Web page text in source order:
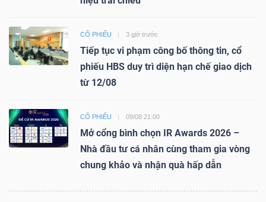
CỔ PHIẾU 3 giờ trước
Tiếp tục vi phạm công bố thông tin, cổ
phiếu HBS duy trì diện hạn chế giao dịch
từ 12/08
CỔ PHIẾU 09/08 21:00
Mở cổng bình chọn IR Awards 2026 –
Nhà đầu tư cá nhân cùng tham gia vòng
chung khảo và nhận quà hấp dẫn